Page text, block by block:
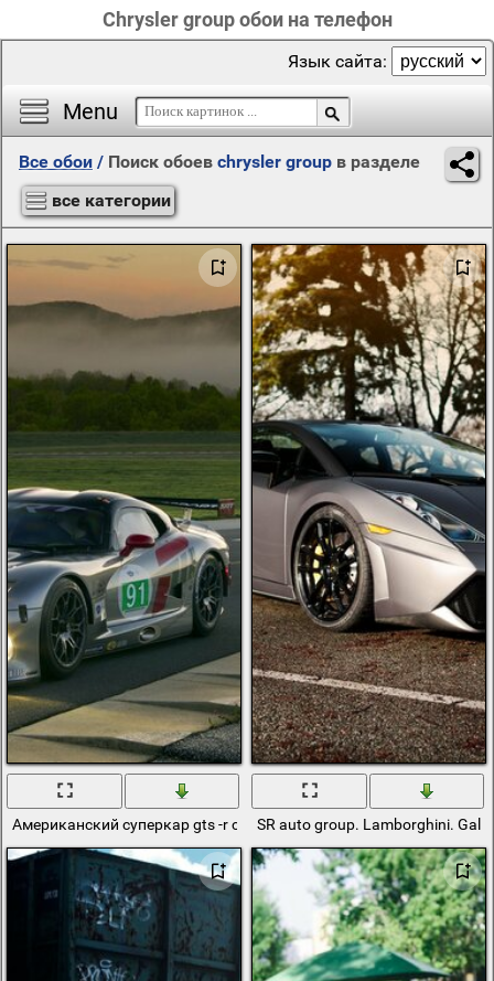
Chrysler group обои на телефон
Menu
Язык сайта:
Все обои / Поиск обоев chrysler group в разделе
все категории
Американский суперкар gts -r chrysler group на гоночном треке
SR auto group. Lamborghini.